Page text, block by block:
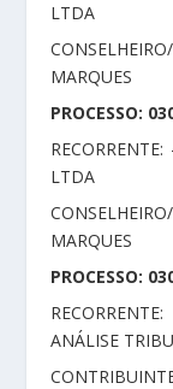
LTDA
MARQUES
PROCESSO:
LTDA
MARQUES
PROCESSO:
ANÁLISE